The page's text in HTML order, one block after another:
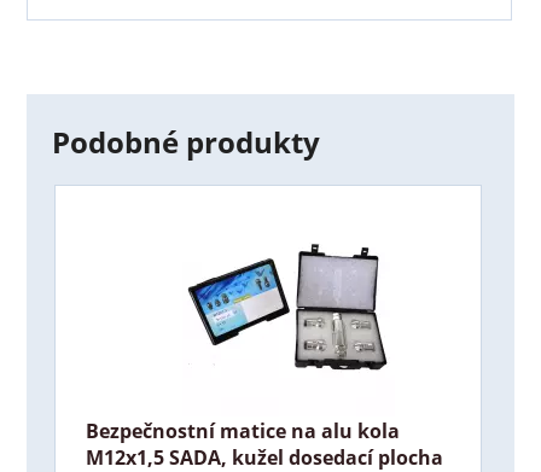
Podobné produkty
Bezpečnostní matice na alu kola
M12x1,5 SADA, kužel dosedací plocha